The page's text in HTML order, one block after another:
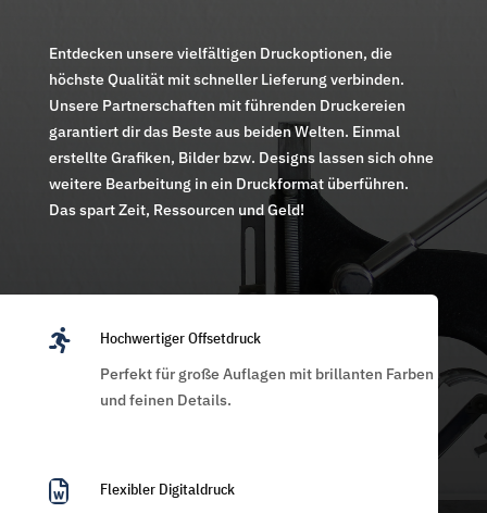
Entdecken unsere vielfältigen Druckoptionen, die
höchste Qualität mit schneller Lieferung verbinden.
Unsere Partnerschaften mit führenden Druckereien
garantiert dir das Beste aus beiden Welten. Einmal
erstellte Grafiken, Bilder bzw. Designs lassen sich ohne
weitere Bearbeitung in ein Druckformat überführen.
Das spart Zeit, Ressourcen und Geld!

Hochwertiger Offsetdruck
Perfekt für große Auflagen mit brillanten Farben
und feinen Details.

Flexibler Digitaldruck